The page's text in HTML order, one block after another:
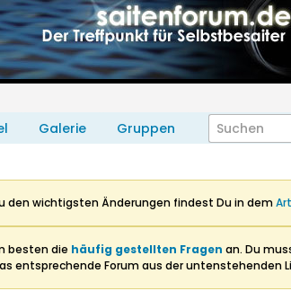
Galerie Gruppen
den wichtigsten Änderungen findest Du in dem
besten die häufig gestellten Fragen an. Du
entsprechende Forum aus der untenstehenden